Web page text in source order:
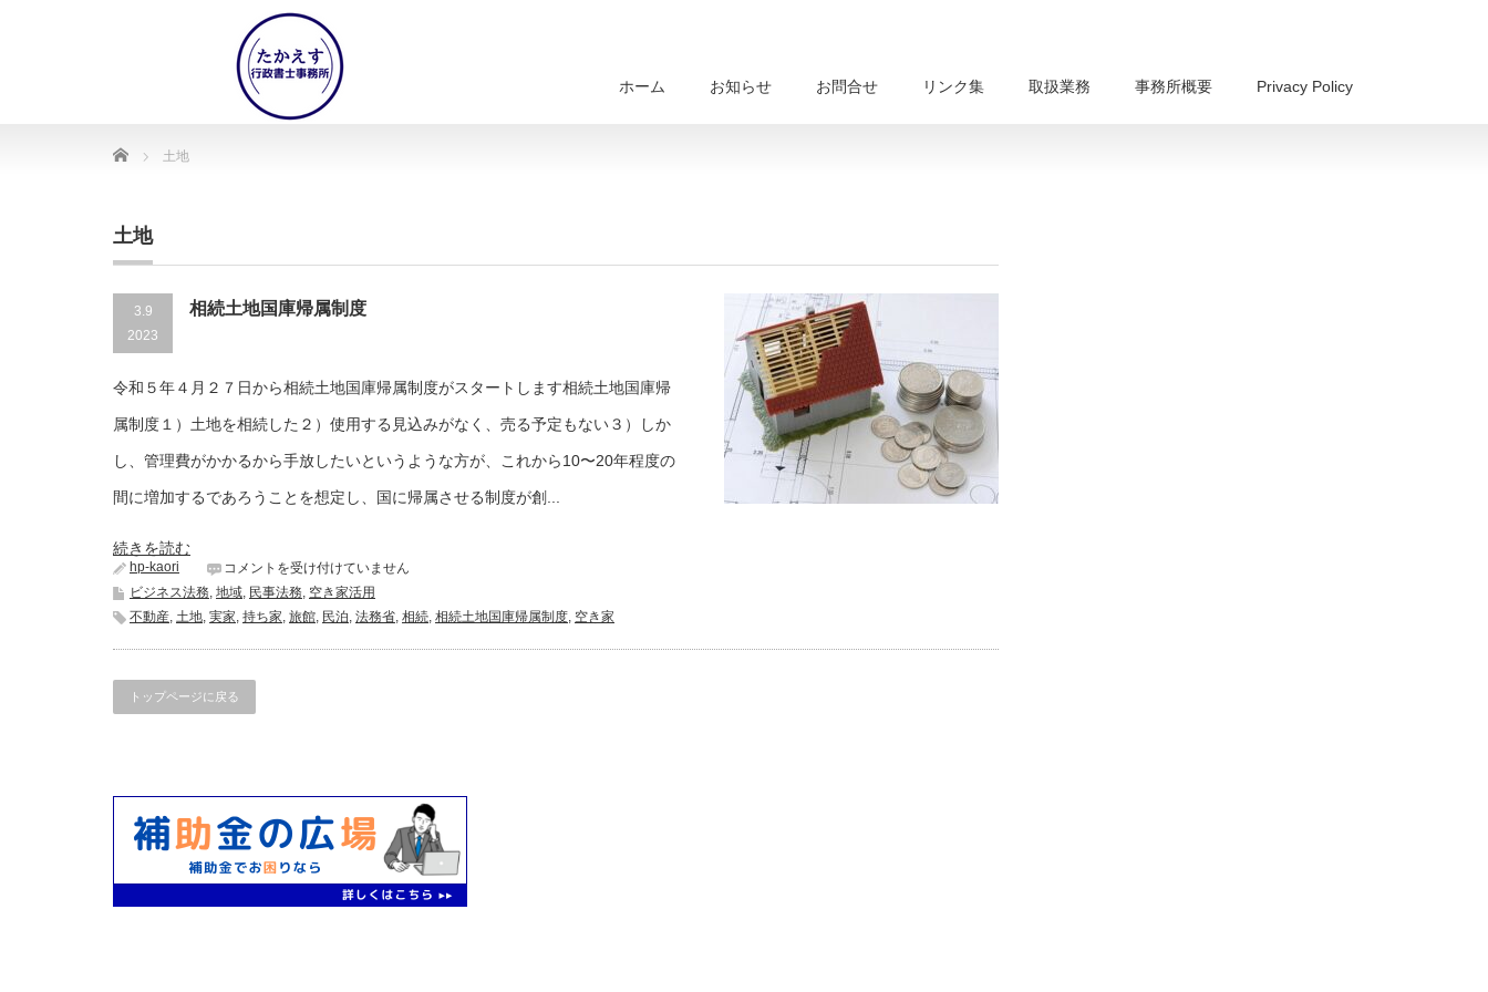
ホーム お知らせ お問合せ リンク集 取扱業務 事務所概要 Privacy Policy
Home 土地
土地
3.9
2023
相続土地国庫帰属制度
令和５年４月２７日から相続土地国庫帰属制度がスタートします相続土地国庫帰
属制度１）土地を相続した２）使用する見込みがなく、売る予定もない３）しか
し、管理費がかかるから手放したいというような方が、これから10〜20年程度の
間に増加するであろうことを想定し、国に帰属させる制度が創...
続きを読む
hp-kaori
相
続
地
帰
属
制
コメントを受け付けていません
ビジネス法務, 地域, 民事法務, 空き家活用
不動産, 土地, 実家, 持ち家, 旅館, 民泊, 法務省, 相続, 相続土地国庫帰属制度, 空き家
トップページに戻る